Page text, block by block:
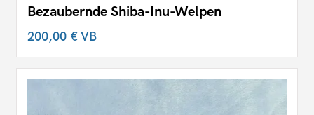
Bezaubernde Shiba-Inu-Welpen
200,00 €VB